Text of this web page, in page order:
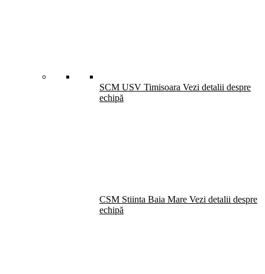
SCM USV Timisoara Vezi detalii despre
echipă
CSM Stiinta Baia Mare Vezi detalii despre
echipă